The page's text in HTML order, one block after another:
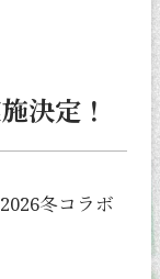
決定！
冬コラボ